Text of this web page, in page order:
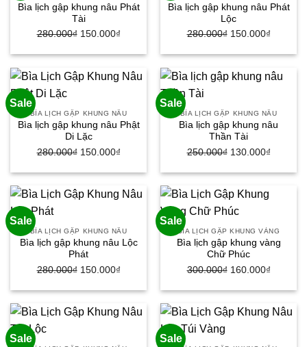
Bìa lịch gập khung nâu Phát
Tài
280.000₫ Giá
280.000₫.
150.000₫
là:
150.000₫.
Bìa lịch gập khung nâu Phát
Lộc
280.000₫ Giá
280.000₫.
150.000₫
là:
Sale
BÌA LỊCH GẬP KHUNG NÂU
Bìa lịch gập khung nâu Phật
Di Lặc
280.000₫ Giá
280.000₫.
150.000₫
là:
150.000₫.
Sale
BÌA LỊCH GẬP KHUNG NÂU
Bìa lịch gập khung nâu
Thần Tài
250.000₫ Giá
250.000₫.
130.000₫
Sale
BÌA LỊCH GẬP KHUNG NÂU
Bìa lịch gập khung nâu Lộc
Phát
280.000₫ Giá
280.000₫.
150.000₫
là:
150.000₫.
Sale
BÌA LỊCH GẬP KHUNG VÀNG
Bìa lịch gập khung vàng
Chữ Phúc
300.000₫ Giá
300.000₫.
160.000₫
là:
Sale Sale